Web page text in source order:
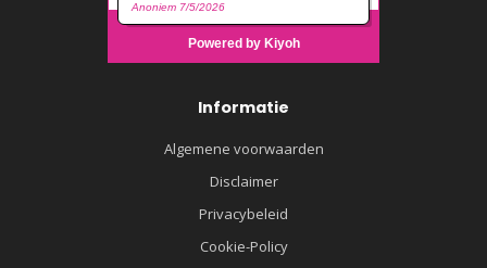
Informatie
Algemene voorwaarden
Disclaimer
Privacybeleid
Cookie-Policy